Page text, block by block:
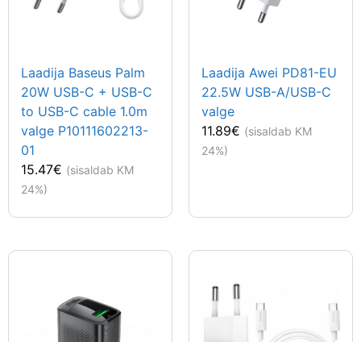
Laadija Baseus Palm
20W USB-C + USB-C
to USB-C cable 1.0m
valge P10111602213-
01
15.47€ (sisaldab KM
24%)
Laadija Awei PD81-EU
22.5W USB-A/USB-C
valge
11.89€ (sisaldab KM
24%)